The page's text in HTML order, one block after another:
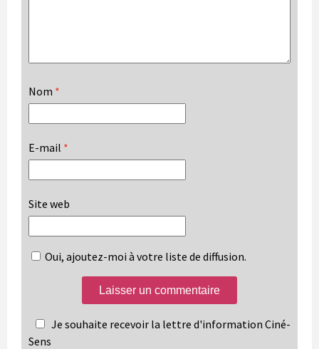
Nom *
E-mail *
Site web
Oui, ajoutez-moi à votre liste de diffusion.
Je souhaite recevoir la lettre d'information Ciné-
Sens